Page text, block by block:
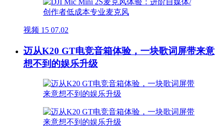
视频 15 07.02
迈从K20 GT电竞音箱体验，一块歌词屏带来意
想不到的娱乐升级